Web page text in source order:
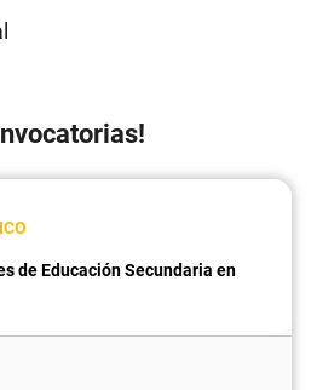
de Educación Secundaria en